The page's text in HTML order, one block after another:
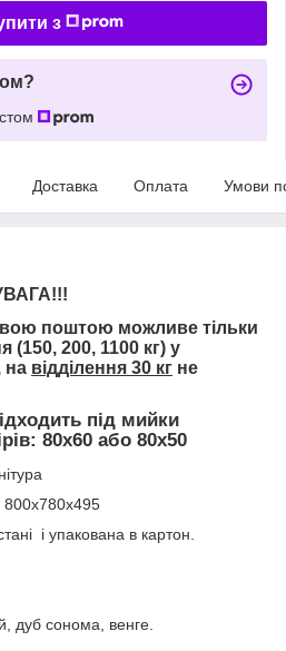
з
Доставка Оплата Умови
поштою можливе тільки
(150, 200, 1100 кг) у
на відділення 30 кг не
під мийки
80х60 або 80х50
і упакована в картон.
дуб сонома, венге.